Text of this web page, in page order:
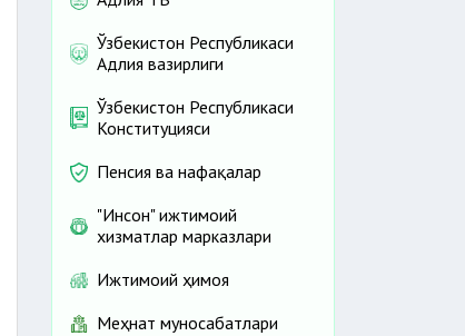
Ўзбекистон Республикаси
Адлия вазирлиги
Ўзбекистон Республикаси
Конституцияси
Пенсия ва нафақалар
"Инсон" ижтимоий
хизматлар марказлари
Ижтимоий ҳимоя
Меҳнат муносабатлари